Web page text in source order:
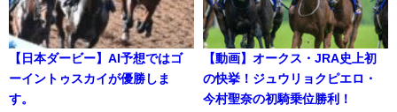
【日本ダービー】AI予想ではゴ
ーイントゥスカイが優勝しま
す。
【動画】オークス・JRA史上初
の快挙！ジュウリョクピエロ・
今村聖奈の初騎乗位勝利！